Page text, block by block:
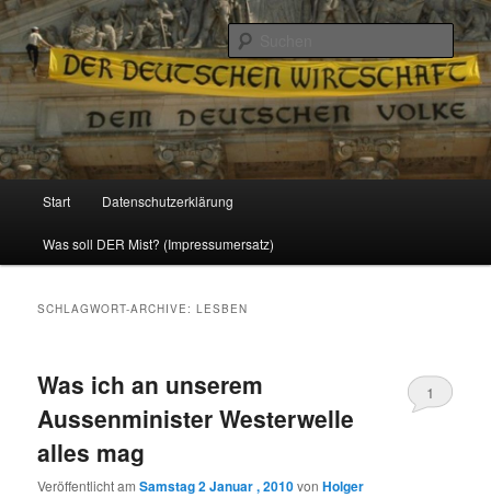
Reizzentrum
Politik, Wirtschaft, Soziales und Gesellschaft
Zum
Inhalt
Zum
sekundären
Start Datenschutzerklärung
Was soll DER Mist? (Impressumersatz)
SCHLAGWORT-ARCHIVE:LESBEN
Was ich an unserem
Aussenminister Westerwelle
alles mag
Veröffentlicht amSamstag 2 Januar , 2010vonHolger
1